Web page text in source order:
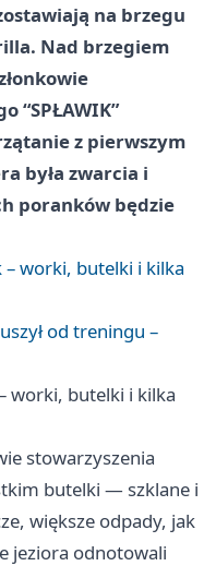
na brzegu
Nad brzegiem
“SPŁAWIK”
z pierwszym
była zwarcia i
poranków będzie
– worki, butelki i kilka
od treningu –
worki, butelki i kilka
stowarzyszenia
butelki — szklane i
większe odpady, jak
jeziora odnotowali